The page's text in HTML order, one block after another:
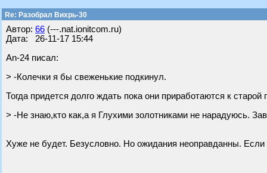
Re: Разобрал Вихрь-30
Автор: 66 (---.nat.ionitcom.ru)
Дата: 26-11-17 15:44
An-24 писал:
> -Колечки я бы свеженькие подкинул.
Тогда придется долго ждать пока они приработаются к старой
> -Не знаю,кто как,а я Глухими золотниками не нарадуюсь.
Хуже не будет. Безусловно. Но ожидания неоправданны. Если